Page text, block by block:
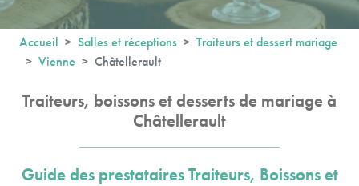
Accueil Salles et réceptions
Traiteurs et dessert mariage
Vienne
Châtellerault
Traiteurs, boissons et desserts de mariage à
Châtellerault
Guide des prestataires Traiteurs, Boissons et